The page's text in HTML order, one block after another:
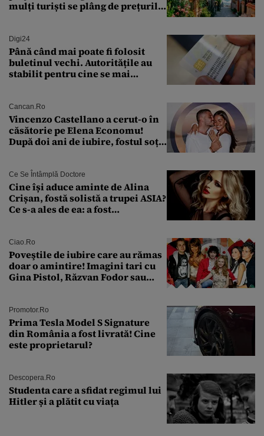
mulți turiști se plâng de prețurile
Digi24
Până când mai poate fi folosit
buletinul vechi. Autoritățile au
stabilit pentru cine se mai
Cancan.ro
Vincenzo Castellano a cerut-o în
căsătorie pe Elena Economu!
După doi ani de iubire, fostul soț
Ce Se Întâmplă Doctore
Cine își aduce aminte de Alina
Crișan, fostă solistă a trupei ASIA?
Ce s-a ales de ea: a fost
Ciao.ro
Poveştile de iubire care au rămas
doar o amintire! Imagini tari cu
Gina Pistol, Răzvan Fodor sau
Promotor.ro
Prima Tesla Model S Signature
din România a fost livrată! Cine
este proprietarul?
Descopera.ro
Studenta care a sfidat regimul lui
Hitler și a plătit cu viața